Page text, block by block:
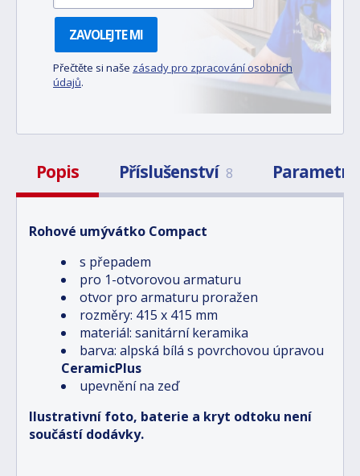
ZAVOLEJTE MI
Přečtěte si naše zásady pro zpracování osobních
údajů.
Popis Příslušenství 8 Parametry
Rohové umývátko Compact
s přepadem
pro 1-otvorovou armaturu
otvor pro armaturu proražen
rozměry: 415 x 415 mm
materiál: sanitární keramika
barva: alpská bílá s povrchovou úpravou
CeramicPlus
upevnění na zeď
Ilustrativní foto, baterie a kryt odtoku není
součástí dodávky.